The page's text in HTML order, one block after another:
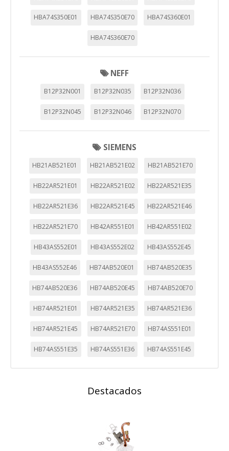
HBA74S350E01 HBA74S350E70 HBA74S360E01
HBA74S360E70
NEFF
B12P32N001 B12P32N035 B12P32N036
B12P32N045 B12P32N046 B12P32N070
SIEMENS
HB21AB521E01 HB21AB521E02 HB21AB521E70
HB22AR521E01 HB22AR521E02 HB22AR521E35
HB22AR521E36 HB22AR521E45 HB22AR521E46
HB22AR521E70 HB42AR551E01 HB42AR551E02
HB43AS552E01 HB43AS552E02 HB43AS552E45
HB43AS552E46 HB74AB520E01 HB74AB520E35
HB74AB520E36 HB74AB520E45 HB74AB520E70
HB74AR521E01 HB74AR521E35 HB74AR521E36
HB74AR521E45 HB74AR521E70 HB74AS551E01
HB74AS551E35 HB74AS551E36 HB74AS551E45
Destacados